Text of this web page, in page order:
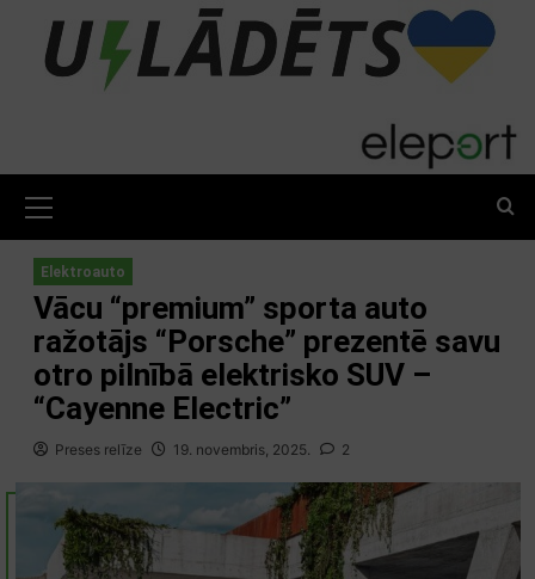
content
Menu
Elektroauto
Vācu “premium” sporta auto
ražotājs “Porsche” prezentē savu
otro pilnībā elektrisko SUV –
“Cayenne Electric”
Preses relīze 19. novembris, 2025. 2